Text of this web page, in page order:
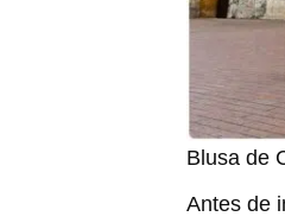
Blusa de
Antes de